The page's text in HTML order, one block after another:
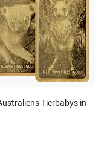
Tierbabys in